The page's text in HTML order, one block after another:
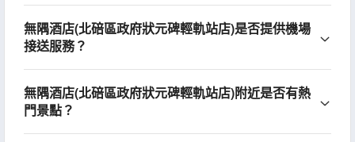
無隅酒店(北碚區政府狀元碑輕軌站店)是否提供機場
接送服務？
無隅酒店(北碚區政府狀元碑輕軌站店)附近是否有熱
門景點？